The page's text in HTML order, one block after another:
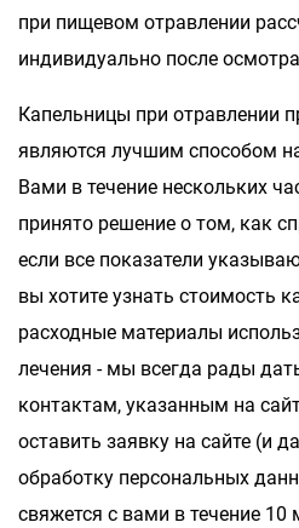
при пищевом отравлении
индивидуально после
Капельницы при отравлении
являются лучшим способом
Вами в течение нескольких
принято решение о том, как
если все показатели
вы хотите узнать стоимость
расходные материалы
лечения - мы всегда рады
контактам, указанным на
оставить заявку на сайте (и
обработку персональных
свяжется с вами в течение